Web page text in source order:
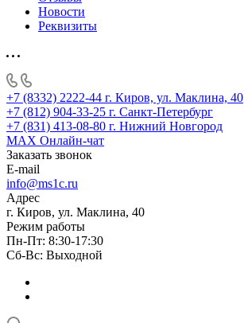
Новости
Реквизиты
+7 (8332) 2222-44 г. Киров, ул. Маклина, 40
+7 (812) 904-33-25 г. Санкт-Петербург
+7 (831) 413-08-80 г. Нижний Новгород
MAX Онлайн-чат
Заказать звонок
E-mail
info@ms1c.ru
Адрес
г. Киров, ул. Маклина, 40
Режим работы
Пн-Пт: 8:30-17:30
Cб-Вс: Выходной